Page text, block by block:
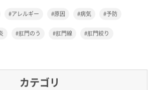
アレルギー 原因 病気 予防
肛門のう 肛門線 肛門絞り
カテゴリ